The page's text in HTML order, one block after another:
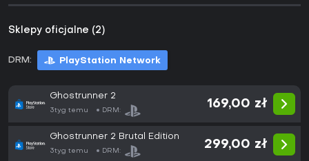
Sklepy oficjalne (2)
DRM: PlayStation Network
Ghostrunner 2
3tyg temu DRM:
169,00 zł
Ghostrunner 2 Brutal Edition
3tyg temu DRM:
299,00 zł